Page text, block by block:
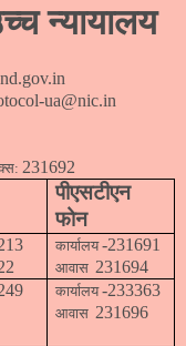
न्यायालय
ua@nic.in
231692
पीएसटीएन
फोन
कार्यालय-231691
आवास 231694
कार्यालय-233363
आवास 231696